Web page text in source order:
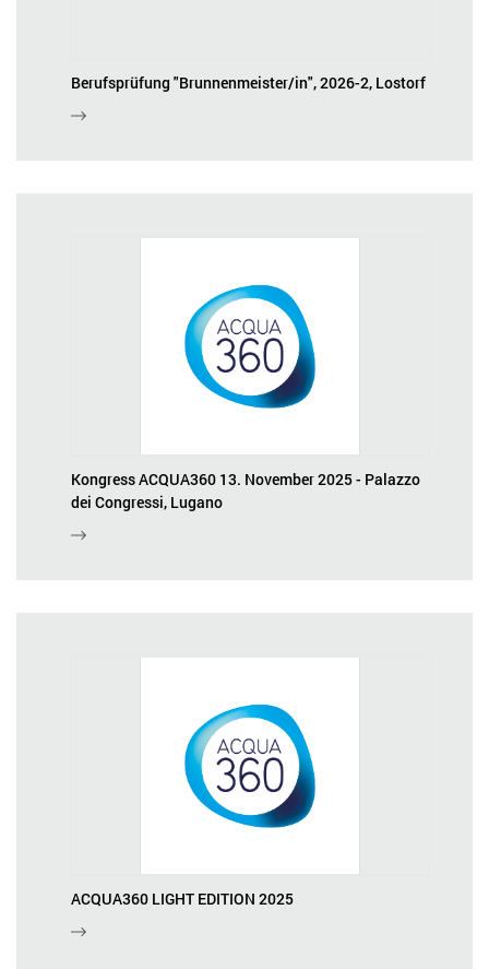
Berufsprüfung "Brunnenmeister/in", 2026-2, Lostorf
Kongress ACQUA360 13. November 2025 - Palazzo
dei Congressi, Lugano
ACQUA360 LIGHT EDITION 2025